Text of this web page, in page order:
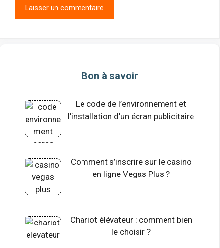
Bon à savoir
Le code de l’environnement et
l’installation d’un écran publicitaire
Comment s’inscrire sur le casino
en ligne Vegas Plus ?
Chariot élévateur : comment bien
le choisir ?